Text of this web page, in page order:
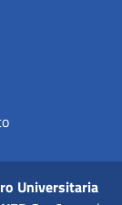
Universitaria